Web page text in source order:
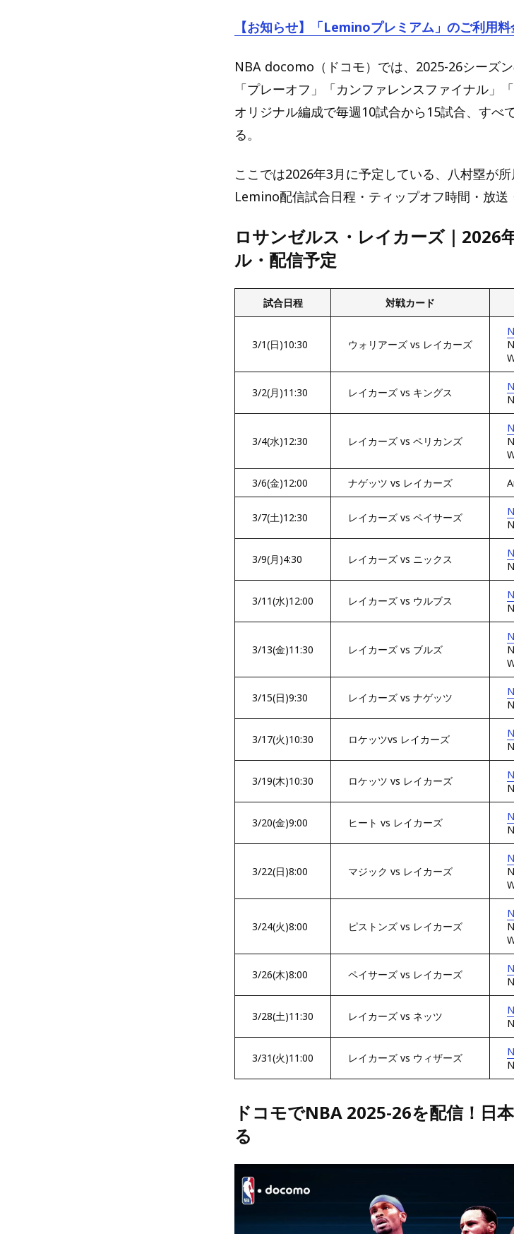
【お知らせ】「Leminoプレミアム」のご利用
NBA docomo（ドコモ）では、2025-26シーズ
「プレーオフ」「カンファレンスファイナル」
オリジナル編成で毎週10試合から15試合、すべ
る。
ここでは2026年3月に予定している、八村塁が
Lemino配信試合日程・ティップオフ時間・放送
ロサンゼルス・レイカーズ｜2026
ル・配信予定
試合日程 対戦カード
3/1(日)10:30 ウォリアーズ vs レイカーズ
3/2(月)11:30 レイカーズ vs キングス
3/4(水)12:30 レイカーズ vs ペリカンズ
3/6(金)12:00 ナゲッツ vs レイカーズ
3/7(土)12:30 レイカーズ vs ペイサーズ
3/9(月)4:30 レイカーズ vs ニックス
3/11(水)12:00 レイカーズ vs ウルブス
3/13(金)11:30 レイカーズ vs ブルズ
3/15(日)9:30 レイカーズ vs ナゲッツ
3/17(火)10:30 ロケッツvs レイカーズ
3/19(木)10:30 ロケッツ vs レイカーズ
3/20(金)9:00 ヒート vs レイカーズ
3/22(日)8:00 マジック vs レイカーズ
3/24(火)8:00 ピストンズ vs レイカーズ
3/26(木)8:00 ペイサーズ vs レイカーズ
3/28(土)11:30 レイカーズ vs ネッツ
3/31(火)11:00 レイカーズ vs ウィザーズ
ドコモでNBA 2025-26を配信！日
る